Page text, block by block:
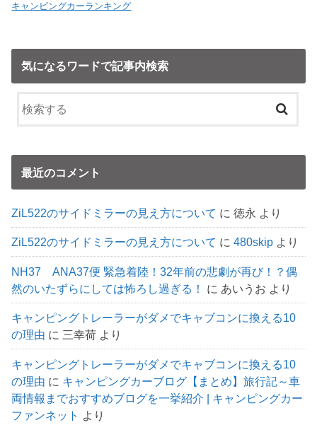
キャンピングカーランキング
気になるワードで記事内検索
最近のコメント
ZiL522のサイドミラーの見え方について に徳永 より
ZiL522のサイドミラーの見え方について に480skip より
NH37 ANA37便 緊急着陸！32年前の悲劇が再び！？偶
然のいたずらにしては怖ろし過ぎる！
に あいうお より
キャンピングトレーラーがダメでキャブコンに換える10
の理由 に 三幸荷 より
キャンピングトレーラーがダメでキャブコンに換える10
の理由 に キャンピングカーブログ【まとめ】旅行記～車
両情報までおすすめブログを一挙紹介 | キャンピングカー
ファンネット
より